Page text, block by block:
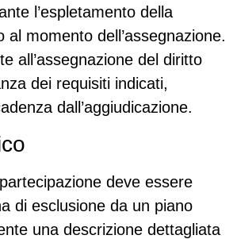
l’espletamento della
al momento dell’assegnazione.
all’assegnazione del diritto
dei requisiti indicati,
dall’aggiudicazione.
deve essere
di esclusione da un piano
una descrizione dettagliata